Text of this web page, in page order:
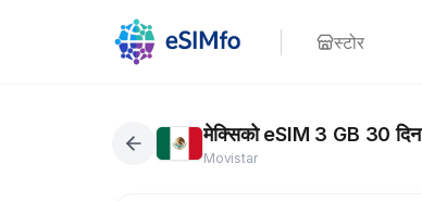
स्टोर
मेक्सिको eSIM 3 GB 30 दिन
Movistar